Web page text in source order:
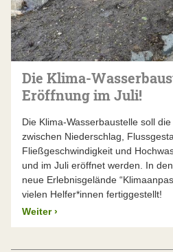
Die Klima-
Eröffnung im Juli!
Die Klima-Wasserbaustelle soll
zwischen Niederschlag,
Fließgeschwindigkeit und
und im Juli eröffnet werden. In
neue Erlebnisgelände
vielen Helfer*innen fertiggestellt!
Weiter ›